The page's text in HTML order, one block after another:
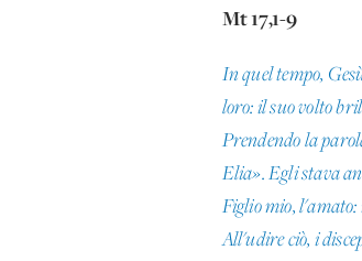
Mt 17,1-9
In quel tempo,
loro: il suo volto
Prendendo la
Elia». Egli stava
Figlio mio, l'amato:
All'udire ciò, i